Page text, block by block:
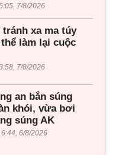
7/8/2026
tránh xa ma túy
làm lại cuộc
7/8/2026
an bắn súng
khói, vừa bơi
súng AK
6/8/2026